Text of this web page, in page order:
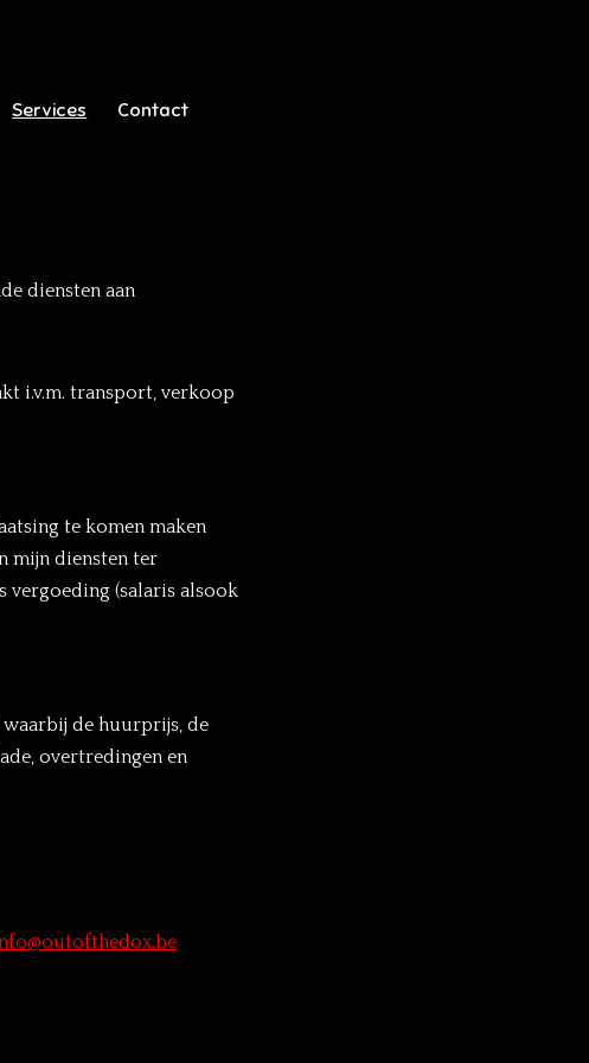
Services Contact
diensten aan
i.v.m. transport, verkoop
te komen maken
mijn diensten ter
vergoeding (salaris alsook
de huurprijs, de
overtredingen en